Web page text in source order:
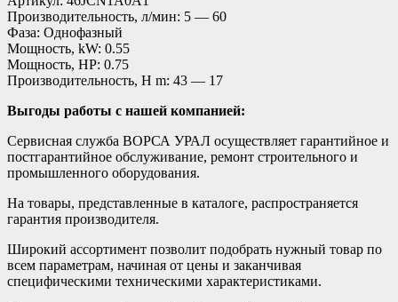
Производительность, л/мин: 5 — 60
Фаза: Однофазный
Мощность, kW: 0.55
Мощность, HP: 0.75
Производительность, H m: 43 — 17
Выгоды работы с нашей компанией:
Сервисная служба ВОРСА УРАЛ осуществляет гарантийное и
постгарантийное обслуживание, ремонт строительного и
промышленного оборудования.
На товары, представленные в каталоге, распространяется
гарантия производителя.
Широкий ассортимент позволит подобрать нужный товар по
всем параметрам, начиная от цены и заканчивая
специфическими техническими характеристиками.